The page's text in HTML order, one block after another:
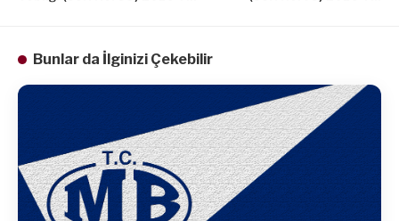
Bunlar da İlginizi Çekebilir